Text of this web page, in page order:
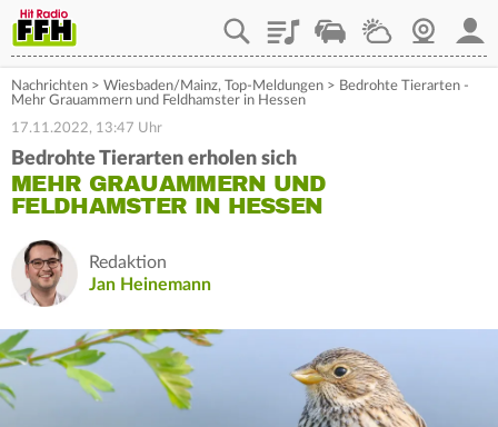
PlaylistStaupilotWetterWebcam
Nachrichten > Wiesbaden/Mainz, Top-Meldungen > Bedrohte Tierarten -
Mehr Grauammern und Feldhamster in Hessen
17.11.2022, 13:47 Uhr
Bedrohte Tierarten erholen sich
MEHR GRAUAMMERN UND
FELDHAMSTER IN HESSEN
Redaktion
Jan Heinemann